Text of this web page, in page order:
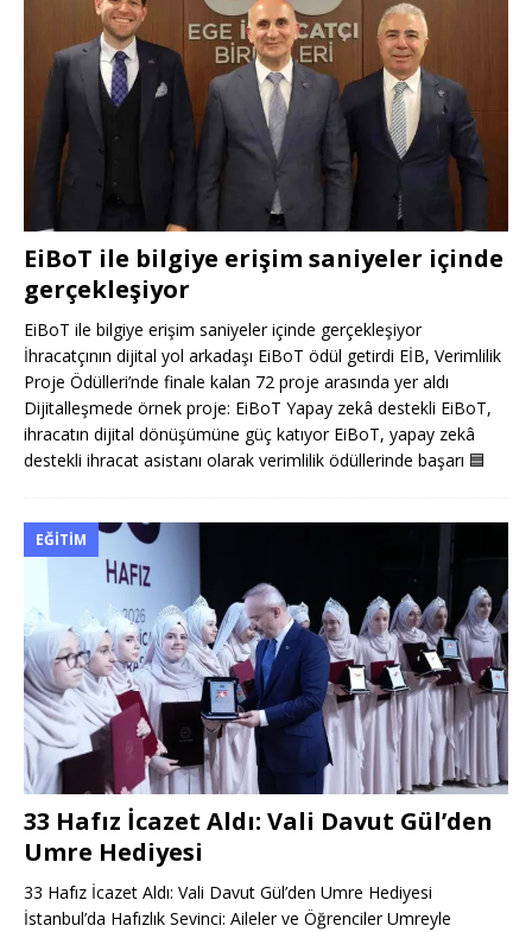
EiBoT ile bilgiye erişim saniyeler içinde
gerçekleşiyor
EiBoT ile bilgiye erişim saniyeler içinde gerçekleşiyor
İhracatçının dijital yol arkadaşı EiBoT ödül getirdi EİB, Verimlilik
Proje Ödülleri’nde finale kalan 72 proje arasında yer aldı
Dijitalleşmede örnek proje: EiBoT Yapay zekâ destekli EiBoT,
ihracatın dijital dönüşümüne güç katıyor EiBoT, yapay zekâ
destekli ihracat asistanı olarak verimlilik ödüllerinde başarı 🟦
EĞITIM
33 Hafız İcazet Aldı: Vali Davut Gül’den
Umre Hediyesi
33 Hafız İcazet Aldı: Vali Davut Gül’den Umre Hediyesi
İstanbul’da Hafızlık Sevinci: Aileler ve Öğrenciler Umreyle